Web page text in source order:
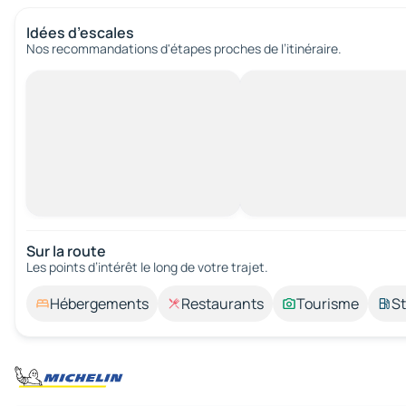
Idées d’escales
Nos recommandations d'étapes proches de l’itinéraire.
Sur la route
Les points d’intérêt le long de votre trajet.
Hébergements Restaurants Tourisme